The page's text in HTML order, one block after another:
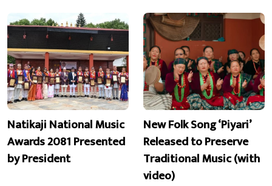
Natikaji National Music
Awards 2081 Presented
by President
New Folk Song ‘Piyari’
Released to Preserve
Traditional Music (with
video)